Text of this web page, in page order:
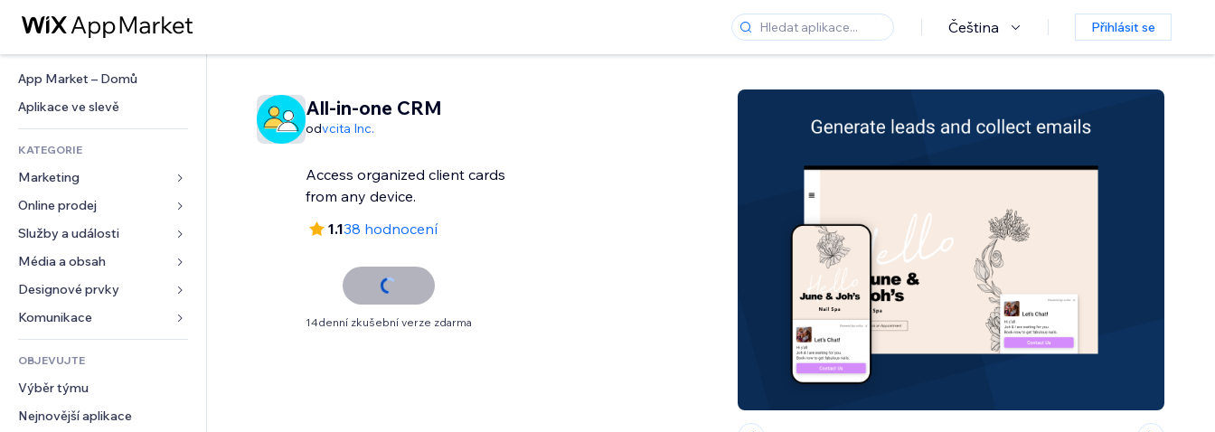
Čeština Přihlásit se
App Market – Domů
Aplikace ve slevě
KATEGORIE
Marketing
Reklamy
Mobilní zařízení
Analytika
Výpisy webu
E‑mail
Online prodej
Aplikace pro obchody
Doprava a doručení
Tlačítka pro prodej
Účetnictví
Kupóny a věrnostní programy
Skladování
Služby a události
Ubytování
Události
Restaurace
Nemovitosti
Rezervace
Média a obsah
Galerie
Hudba
Podcasty
Fotografie
Video
PDF
Designové prvky
Mapy a navigace
Soukromí a bezpečnost
Hodiny
Šablony stránek
Efekty pro obrázky
Formuláře
Ankety
Chat
OBJEVUJTE
Výběr týmu
Nejnovější aplikace
All-in-one CRM
odvcita Inc.
Access organized client cards
from any device.
1.138 hodnocení
14denní zkušební verze zdarma